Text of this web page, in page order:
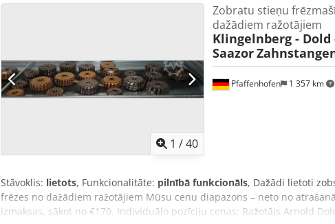
1 /40
Pfaffenhofen 1 357 km
Zobratu stieņu
dažādiem ražotājiem
Klingelnberg - Dold
Saazor
Stāvoklis: lietots, Funkcionalitāte: pilnībā funkcionāls, Dažādi lietoti
frēzes no dažādiem ražotājiem Mūsu cenu diapazons – neto no
izmaksas, sākot no €170. Individuālo pozīciju cenas: Ražotājs Arnold